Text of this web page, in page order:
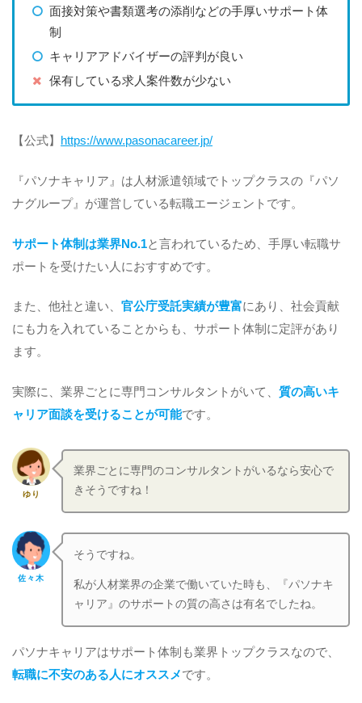
面接対策や書類選考の添削などの手厚いサポート体
制
キャリアアドバイザーの評判が良い
保有している求人案件数が少ない
【公式】 https://www.pasonacareer.jp/
『パソナキャリア』は人材派遣領域でトップクラスの『パソ
ナグループ』が運営している転職エージェントです。
サポート体制は業界No.1と言われているため、手厚い転職サ
ポートを受けたい人におすすめです。
また、他社と違い、 官公庁受託実績が豊富にあり、社会貢献
にも力を入れていることからも、サポート体制に定評があり
ます。
実際に、業界ごとに専門コンサルタントがいて、 質の高いキ
ャリア面談を受けることが可能です。
ゆり
業界ごとに専門のコンサルタントがいるなら安心で
きそうですね！
佐々木
そうですね。
私が人材業界の企業で働いていた時も、『パソナキ
ャリア』のサポートの質の高さは有名でしたね。
パソナキャリアはサポート体制も業界トップクラスなので、
転職に不安のある人にオススメです。